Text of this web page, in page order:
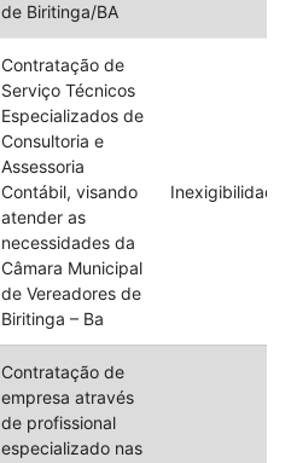
de Biritinga/BA
Contratação de
Serviço Técnicos
Especializados de
Consultoria e
Assessoria
Contábil, visando
atender as
necessidades da
Câmara Municipal
de Vereadores de
Biritinga – Ba
Inexigibilidade
Contratação de
empresa através
de profissional
especializado nas